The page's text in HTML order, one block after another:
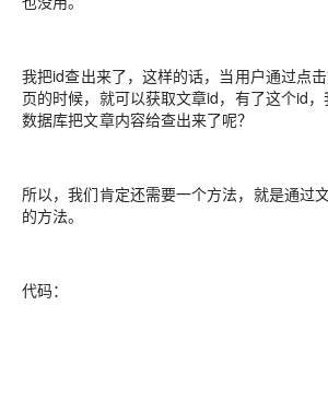
我把id查出来了，这样的话，当用户通过点
页的时候，就可以获取文章id，有了这个id
数据库把文章内容给查出来了呢？
所以，我们肯定还需要一个方法，就是通过
的方法。
代码：